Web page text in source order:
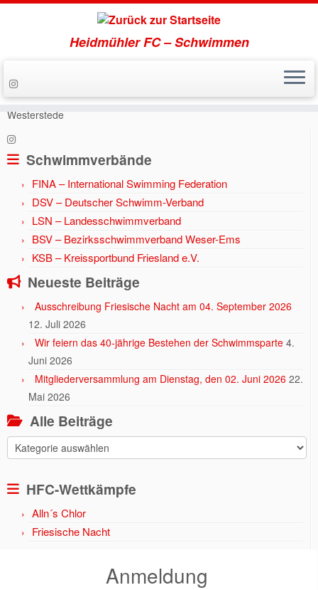
Zum
Inhalt
springen
Heidmühler FC – Schwimmen
Start » Aktuell » Jahr 2024 » Brüder Lerch auf Titeljagd in
Westerstede
Schwimmverbände
FINA – International Swimming Federation
DSV – Deutscher Schwimm-Verband
LSN – Landesschwimmverband
BSV – Bezirksschwimmverband Weser-Ems
KSB – Kreissportbund Friesland e.V.
Neueste Beiträge
Ausschreibung Friesische Nacht am 04. September 2026
12. Juli 2026
Wir feiern das 40-jährige Bestehen der Schwimmsparte 4.
Juni 2026
Mitgliederversammlung am Dienstag, den 02. Juni 2026 22.
Mai 2026
Alle Beiträge
Alle
Beiträge
HFC-Wettkämpfe
Alln´s Chlor
Friesische Nacht
Anmeldung